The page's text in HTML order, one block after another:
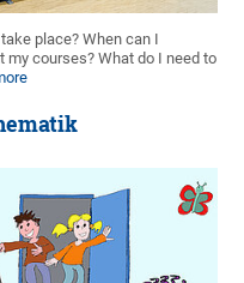
place? When can I
my courses? What do I need to